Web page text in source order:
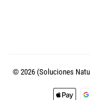
© 2026 (Soluciones